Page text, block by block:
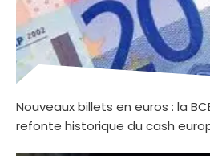
Nouveaux billets en euros : la
refonte historique du cash